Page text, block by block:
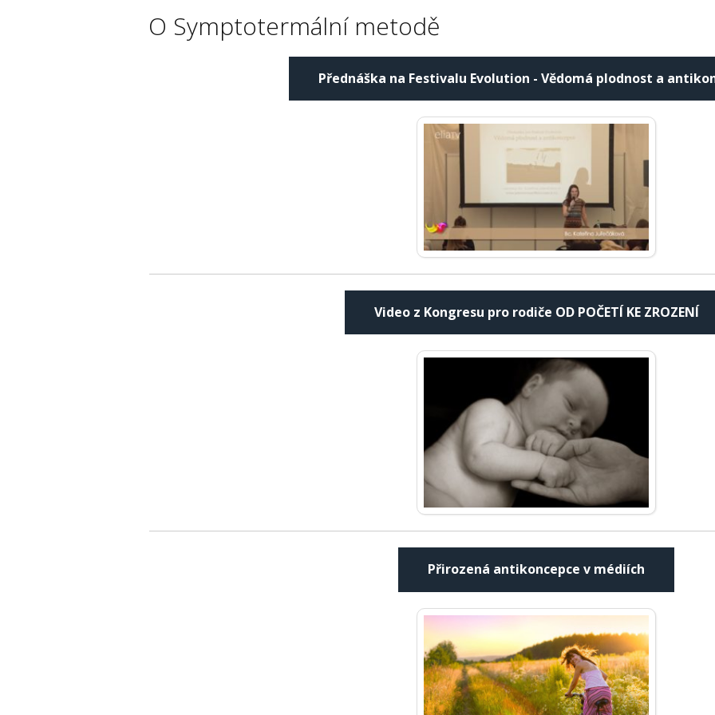
O Symptotermální metodě
Přednáška na Festivalu Evolution - Vědomá plodnost a
Video z Kongresu pro rodiče OD POČETÍ KE ZROZENÍ
Přirozená antikoncepce v médiích